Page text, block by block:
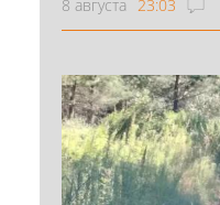
8 августа 23:03